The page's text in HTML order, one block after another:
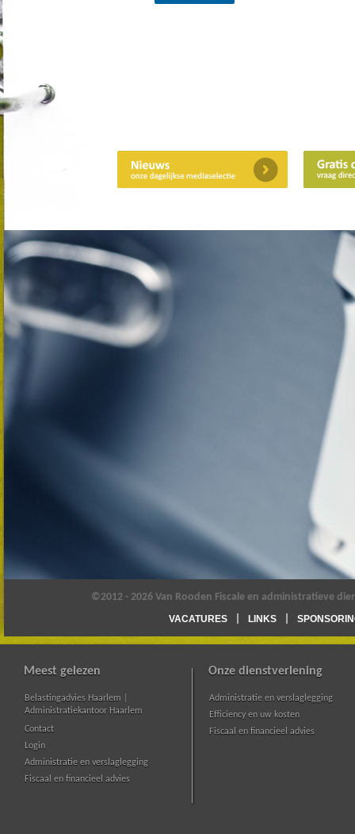
©2012 - 2026 Van Rooden Fiscale en administratieve
VACATURES LINKS
Meest gelezen
Belastingadvies Haarlem |
Administratiekantoor Haarlem
Contact
Login
Administratie en verslaglegging
Fiscaal en financieel advies
Onze dienstverlening
Administratie en verslaglegging
Efficiency en uw kosten
Fiscaal en financieel advies